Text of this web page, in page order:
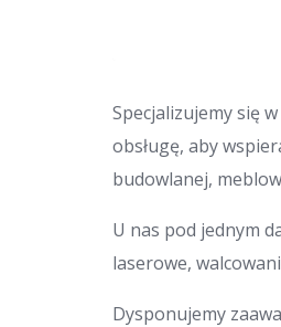
Specjalizujemy się
obsługę, aby
budowlanej,
U nas pod jednym
laserowe,
Dysponujemy